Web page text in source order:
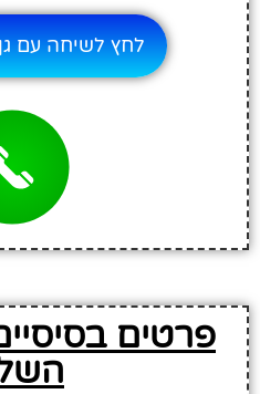
לחץ לשיחה עם גן
פרטים